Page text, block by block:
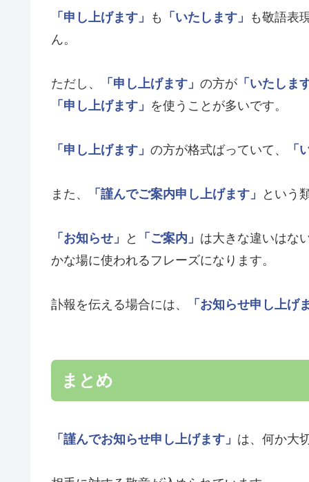
「申し上げます」 も 「いたします」
も敬語表
ん。
ただし、 「申し上げます」 の方が 「いたしま
「申し上げます」 を使うことが多いです。
「申し上げます」 の方が格式ばっていて、 「
また、 「謹んでご案内申し上げます」 という
「お知らせ」 と 「ご案内」 は大きな違いはな
かな場に使われるフレーズになります。
訃報を伝える場合には、 「お知らせ申し上げ
まとめ
「謹んでお知らせ申し上げます」 は、何か大